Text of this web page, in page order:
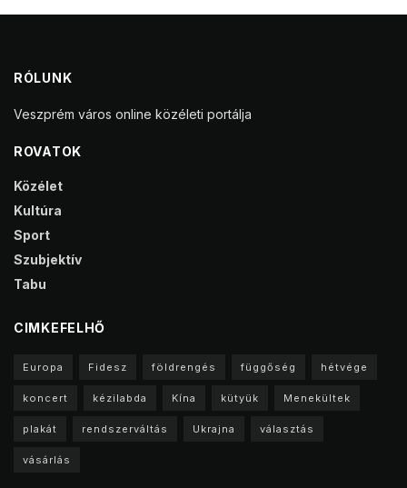
RÓLUNK
Veszprém város online közéleti portálja
ROVATOK
Közélet
Kultúra
Sport
Szubjektív
Tabu
CIMKEFELHŐ
Europa Fidesz földrengés függőség hétvége
koncert kézilabda Kína kütyük Menekültek
plakát rendszerváltás Ukrajna választás
vásárlás